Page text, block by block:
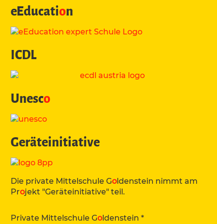
eEducation
ICDL
Unesco
Geräteinitiative
Die private Mittelschule Go ldenstein nimmt am
Projekt "Geräteinitiative" teil.
Private Mittelschule Go ldenstein *